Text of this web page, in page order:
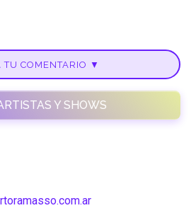
TU COMENTARIO ▼
Y SHOWS